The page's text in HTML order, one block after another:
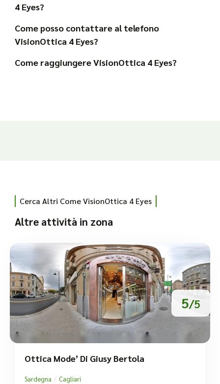
4 Eyes?
Come posso contattare al telefono
VisionOttica 4 Eyes?
Come raggiungere VisionOttica 4 Eyes?
Cerca Altri Come VisionOttica 4 Eyes
Altre attività in zona
5/5
Ottica Mode’ Di Giusy Bertola
Sardegna / Cagliari